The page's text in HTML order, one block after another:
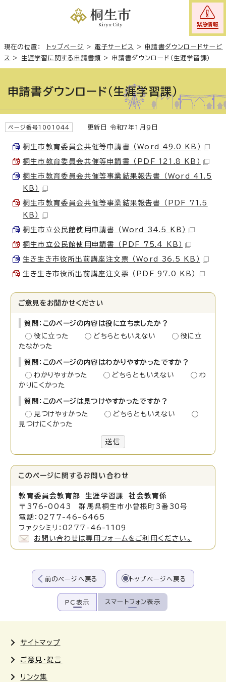
緊急情報
現在の位置： トップページ > 電子サービス > 申請書ダウンロードサービ
ス
> 生涯学習に関する申請書類 > 申請書ダウンロード（生涯学習課）
申請書ダウンロード（生涯学習課）
ページ番号1001044 更新日 令和7年1月9日
桐生市教育委員会共催等申請書 （Word 49.0 KB）
桐生市教育委員会共催等申請書 （PDF 121.8 KB）
桐生市教育委員会共催等事業結果報告書 （Word 41.5
KB）
桐生市教育委員会共催等事業結果報告書 （PDF 71.5
KB）
桐生市立公民館使用申請書 （Word 34.5 KB）
桐生市立公民館使用申請書 （PDF 75.4 KB）
生き生き市役所出前講座注文票 （Word 36.5 KB）
生き生き市役所出前講座注文票 （PDF 97.0 KB）
ご意見をお聞かせください
質問：このページの内容は役に立ちましたか？
役に立った
どちらともいえない
役に立
たなかった
質問：このページの内容はわかりやすかったですか？
わかりやすかった
どちらともいえない
わ
かりにくかった
質問：このページは見つけやすかったですか？
見つけやすかった
どちらともいえない
見つけにくかった
送信
このページに関する お問い合わせ
教育委員会教育部 生涯学習課 社会教育係
〒376-0043 群馬県桐生市小曾根町3番30号
電話：0277-46-6465
ファクシミリ：0277-46-1109
お問い合わせは専用フォームをご利用ください。
前のページへ戻る トップページへ戻る
PC表示 スマートフォン表示
サイトマップ
ご意見・提言
リンク集